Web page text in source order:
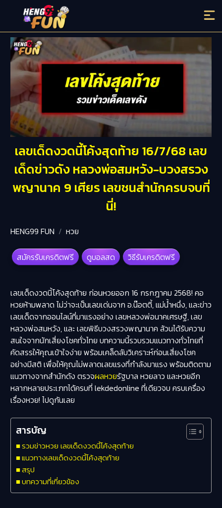
เลขเด็ดงวดนี้โค้งสุดท้าย 16/7/68 เลข
เด็ดข่าวดัง หลวงพ่อสมหวัง-บวงสรวง
พญานาค 9 เศียร เลขชนสำนักครบจบที่
นี่!
HENG99 FUN หวย
สมัครรับเครดิตฟรี ดูบอลสด วิธีรับเครดิตฟรี
เลขเด็ดงวดนี้โค้งสุดท้าย ก่อนหวยออก 16 กรกฎาคม 2568! คอ
หวยห้ามพลาด ไม่ว่าจะเป็นเลขเด่นจาก อ.น๊อตตี้, แม่น้ำหนึ่ง, และข่าว
เลขเด็ดจากออนไลน์ที่มาแรงอย่าง เลขหลวงพ่อนาคเศรษฐี, เลข
หลวงพ่อสมหวัง, และ เลขพิธีบวงสรวงพญานาค ล้วนได้รับความ
สนใจจากนักเสี่ยงโชคทั่วไทย บทความนี้รวบรวมแนวทางทั่วไทยที่
คัดสรรให้คุณเข้าใจง่าย พร้อมเคล็ดลับวิเคราะห์ก่อนเสี่ยงโชค
อย่างมีสติ เพื่อให้คุณไม่พลาดเลขแรงที่กำลังมาแรง พร้อมติดตาม
แนวทางจากสำนักดัง ตรวจผลหวยรัฐบาล หวยลาว และหวยอีก
หลากหลายประเภทได้ครบที่ lekdedonline ที่เดียวจบ ครบเครื่อง
เรื่องหวย! ไปดูกันเลย
สารบัญ
รวมข่าวหวย เลขเด็ดงวดนี้โค้งสุดท้าย
แนวทางเลขเด็ดงวดนี้โค้งสุดท้าย
สรุป
บทความที่เกี่ยวข้อง